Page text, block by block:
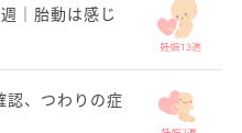
｜胎動は感じ
認、つわりの症